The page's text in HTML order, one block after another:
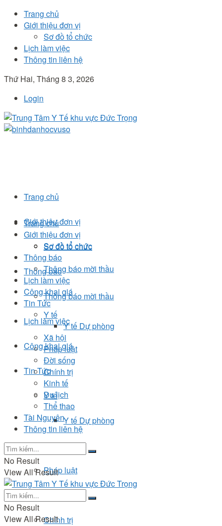
Trang chủ
Giới thiệu đơn vị
Sơ đồ tổ chức
Lịch làm việc
Thông tin liên hệ
Thứ Hai, Tháng 8 3, 2026
Login
Trang chủ
Giới thiệu đơn vị
Sơ đồ tổ chức
Thông báo
Thông báo mời thầu
Lịch làm việc
Công khai giá
Tin Tức
Y tế
Y tế Dự phòng
Xã hội
Pháp luật
Chính trị
Trang chủ
Giới thiệu đơn vị
Sơ đồ tổ chức
Thông báo
Thông báo mời thầu
Lịch làm việc
Công khai giá
Tin Tức
Y tế
Y tế Dự phòng
Xã hội
Pháp luật
Đời sống
Chính trị
Kinh tế
Du lịch
Thể thao
Tài Nguyên
Thông tin liên hệ
No Result
View All Result
No Result
View All Result